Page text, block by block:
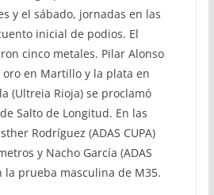
y el sábado, jornadas en las
inicial de podios. El
cinco metales. Pilar Alonso
oro en Martillo y la plata en
(Ultreia Rioja) se proclamó
Salto de Longitud. En las
Rodríguez (ADAS CUPA)
y Nacho García (ADAS
la prueba masculina de M35.